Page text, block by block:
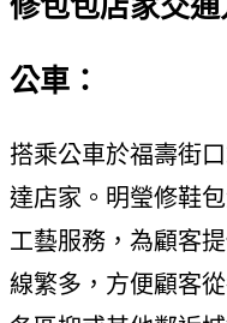
公車：
搭乘公車於福壽街
達店家。明瑩修鞋
工藝服務，為顧客
線繁多，方便顧客